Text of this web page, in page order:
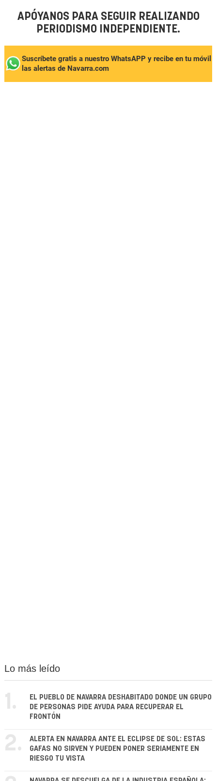
APÓYANOS PARA SEGUIR REALIZANDO
PERIODISMO INDEPENDIENTE.
Suscríbete gratis a nuestro WhatsAPP y recibe en tu móvil
las alertas de Navarra.com
Lo más leído
1.
EL PUEBLO DE NAVARRA DESHABITADO DONDE UN GRUPO
DE PERSONAS PIDE AYUDA PARA RECUPERAR EL
FRONTÓN
2.
ALERTA EN NAVARRA ANTE EL ECLIPSE DE SOL: ESTAS
GAFAS NO SIRVEN Y PUEDEN PONER SERIAMENTE EN
RIESGO TU VISTA